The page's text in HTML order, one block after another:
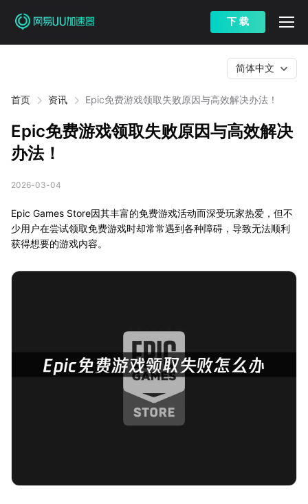
下 载
首页 资讯 Epic免费游戏领取失败原因与高效解决办法！
简体中文
Epic免费游戏领取失败原因与高效解决
办法！
2026-03-04
Epic Games Store因其丰富的免费游戏活动而深受玩家热爱，但不
少用户在尝试领取免费游戏时却常常遇到各种障碍，导致无法顺利
获得想要的游戏内容。